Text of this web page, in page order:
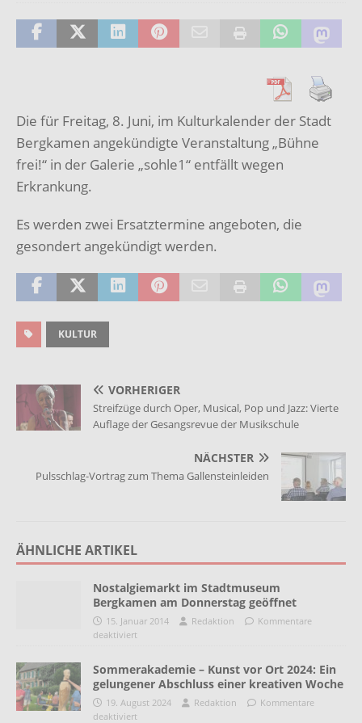
Die für Freitag, 8. Juni, im Kulturkalender der Stadt
Bergkamen angekündigte Veranstaltung „Bühne
frei!“ in der Galerie „sohle1“ entfällt wegen
Erkrankung.
Es werden zwei Ersatztermine angeboten, die
gesondert angekündigt werden.
KULTUR
VORHERIGER
Streifzüge durch Oper, Musical, Pop und Jazz: Vierte
Auflage der Gesangsrevue der Musikschule
NÄCHSTER
Pulsschlag-Vortrag zum Thema Gallensteinleiden
ÄHNLICHE ARTIKEL
Nostalgiemarkt im Stadtmuseum
Bergkamen am Donnerstag geöffnet
15. Januar 2014 Redaktion
Kommentare
deaktiviert
Sommerakademie – Kunst vor Ort 2024: Ein
gelungener Abschluss einer kreativen Woche
19. August 2024 Redaktion
Kommentare
deaktiviert